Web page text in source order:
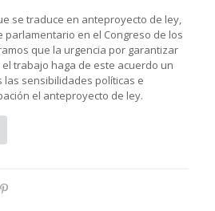
se traduce en anteproyecto de ley,
parlamentario en el Congreso de los
que la urgencia por garantizar
trabajo haga de este acuerdo un
las sensibilidades políticas e
el anteproyecto de ley.